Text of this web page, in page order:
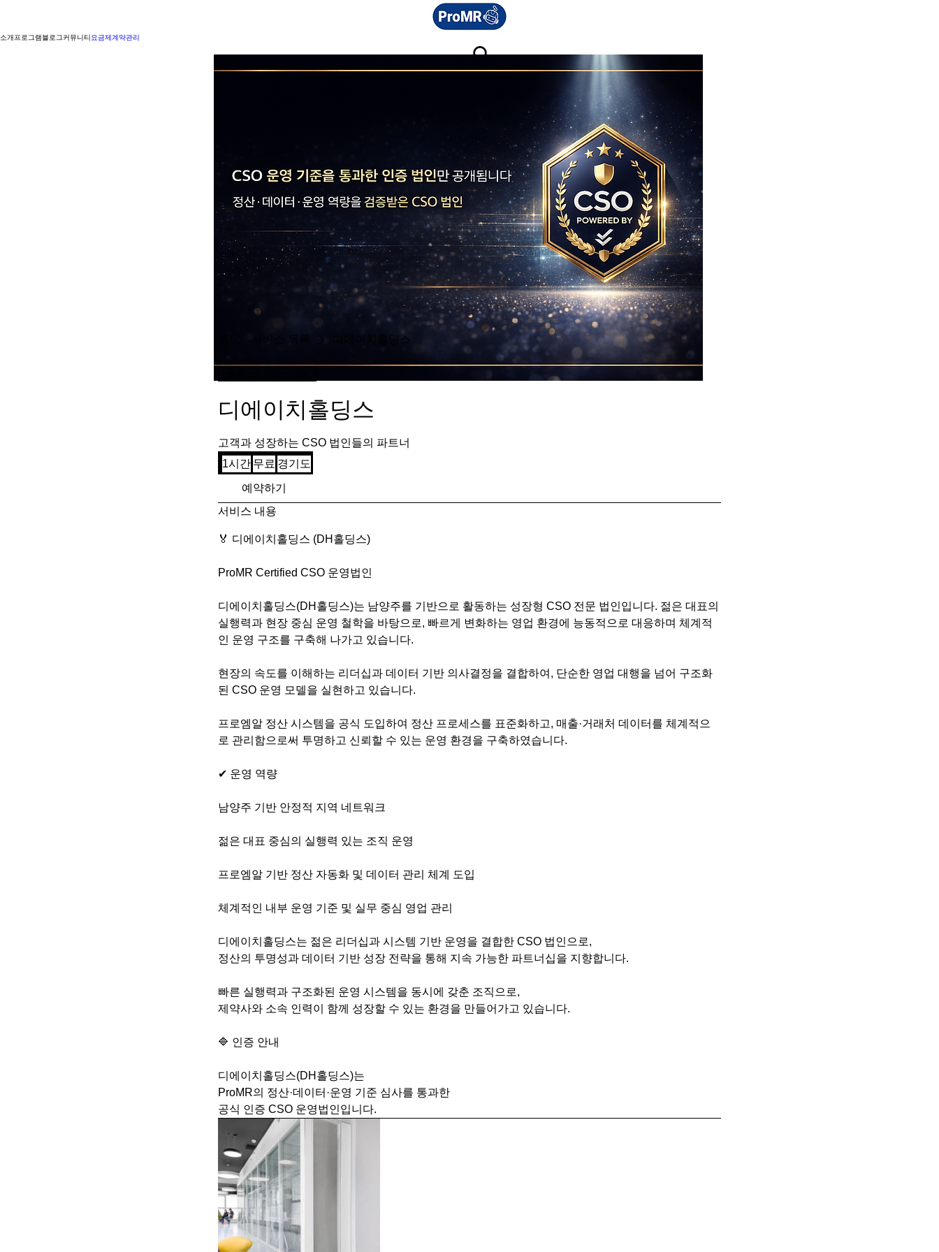
소개프로그램블로그커뮤니티요금제계약관리
서비스 목록 디에이치홀딩스
디에이치홀딩스
고객과 성장하는 CSO 법인들의 파트너
1시간 1
무
료
무료 경기도
예약하기
서비스 내용
🏅 디에이치홀딩스 (DH홀딩스)
ProMR Certified CSO 운영법인
디에이치홀딩스(DH홀딩스)는 남양주를 기반으로 활동하는 성장형 CSO 전문 법인입니다. 젊은 대표의
실행력과 현장 중심 운영 철학을 바탕으로, 빠르게 변화하는 영업 환경에 능동적으로 대응하며 체계적
인 운영 구조를 구축해 나가고 있습니다.
현장의 속도를 이해하는 리더십과 데이터 기반 의사결정을 결합하여, 단순한 영업 대행을 넘어 구조화
된 CSO 운영 모델을 실현하고 있습니다.
프로엠알 정산 시스템을 공식 도입하여 정산 프로세스를 표준화하고, 매출·거래처 데이터를 체계적으
로 관리함으로써 투명하고 신뢰할 수 있는 운영 환경을 구축하였습니다.
✔ 운영 역량
남양주 기반 안정적 지역 네트워크
젊은 대표 중심의 실행력 있는 조직 운영
프로엠알 기반 정산 자동화 및 데이터 관리 체계 도입
체계적인 내부 운영 기준 및 실무 중심 영업 관리
디에이치홀딩스는 젊은 리더십과 시스템 기반 운영을 결합한 CSO 법인으로,
정산의 투명성과 데이터 기반 성장 전략을 통해 지속 가능한 파트너십을 지향합니다.
빠른 실행력과 구조화된 운영 시스템을 동시에 갖춘 조직으로,
제약사와 소속 인력이 함께 성장할 수 있는 환경을 만들어가고 있습니다.
🔷 인증 안내
디에이치홀딩스(DH홀딩스)는
ProMR의 정산·데이터·운영 기준 심사를 통과한
공식 인증 CSO 운영법인입니다.